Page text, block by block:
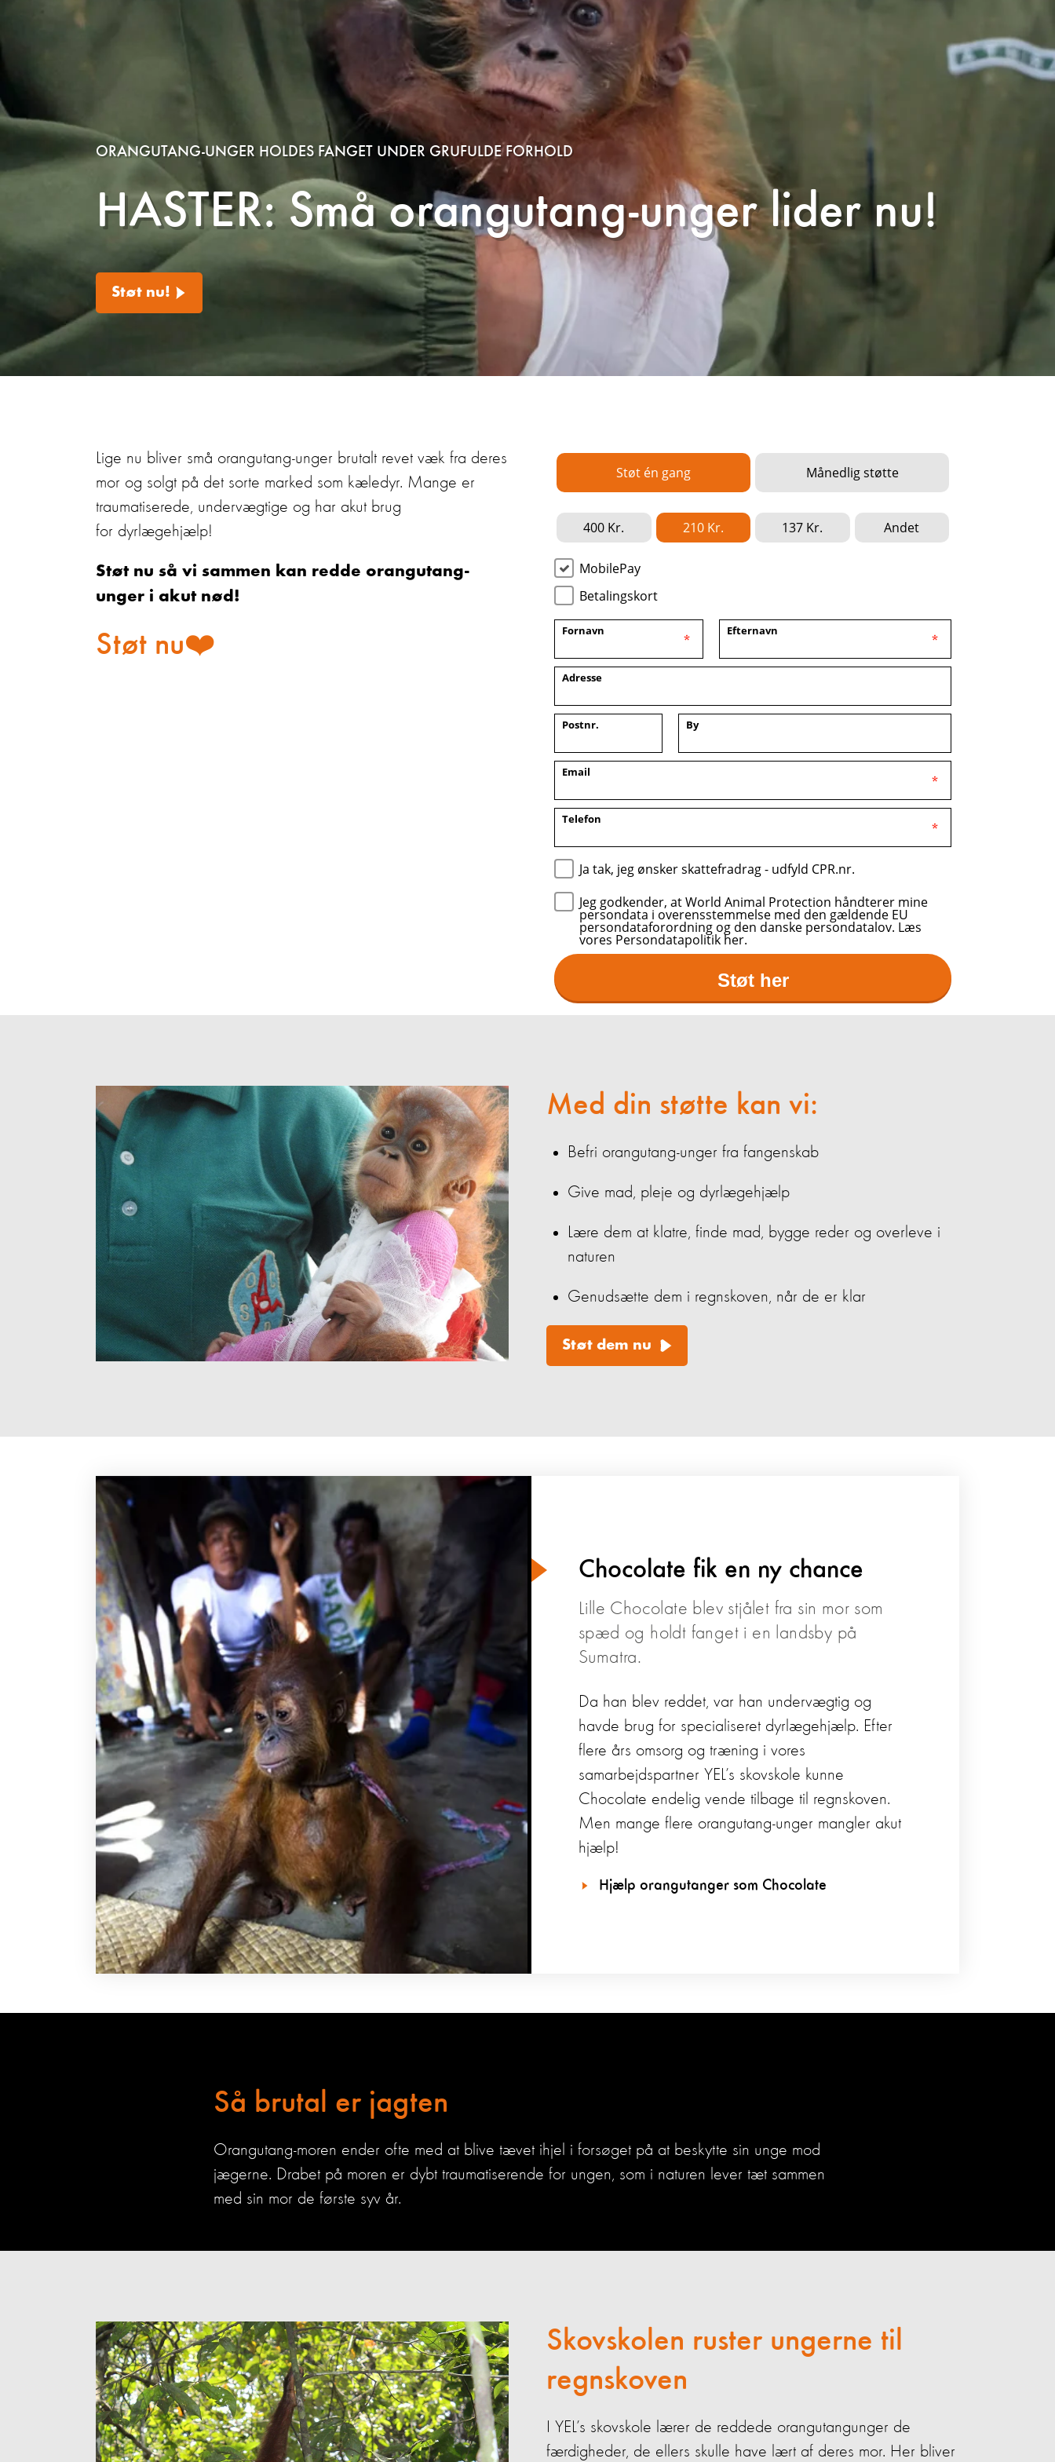
HASTER: Små orangutang-unger lider nu!
ORANGUTANG-UNGER HOLDES FANGET UNDER GRUFULDE FORHOLD
Støt nu!
Lige nu bliver små orangutang-unger brutalt revet væk fra deres
mor og solgt på det sorte marked som kæledyr. Mange er
traumatiserede, undervægtige og har akut brug
for dyrlægehjælp!
Støt nu så vi sammen kan redde orangutang-
unger i akut nød!
Støt nu❤️
Med din støtte kan vi:
Befri orangutang-unger fra fangenskab
Give mad, pleje og dyrlægehjælp
Lære dem at klatre, finde mad, bygge reder og overleve i
naturen
Genudsætte dem i regnskoven, når de er klar
Støt dem nu
Chocolate fik en ny chance
Lille Chocolate blev stjålet fra sin mor som
spæd og holdt fanget i en landsby på
Sumatra.
Da han blev reddet, var han undervægtig og
havde brug for specialiseret dyrlægehjælp. Efter
flere års omsorg og træning i vores
samarbejdspartner YEL’s skovskole kunne
Chocolate endelig vende tilbage til regnskoven.
Men mange flere orangutang-unger mangler akut
hjælp!
Hjælp orangutanger som Chocolate
Så brutal er jagten
Orangutang-moren ender ofte med at blive tævet ihjel i forsøget på at beskytte sin unge mod
jægerne. Drabet på moren er dybt traumatiserende for ungen, som i naturen lever tæt sammen
med sin mor de første syv år.
Skovskolen rusterungerne til
regnskoven
I YEL’s skovskole lærer de reddede orangutangunger de
færdigheder, de ellers skulle have lært af deres mor. Her bliver